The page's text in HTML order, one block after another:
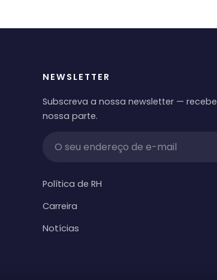
NEWSLETTER
Subscreva a nossa newsletter —
nossa parte.
Política de RH
Carreira
Notícias